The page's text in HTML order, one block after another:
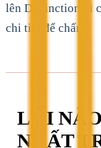
lên Distinction vì
chi tiết để chấm.
LỖI
NHẤT